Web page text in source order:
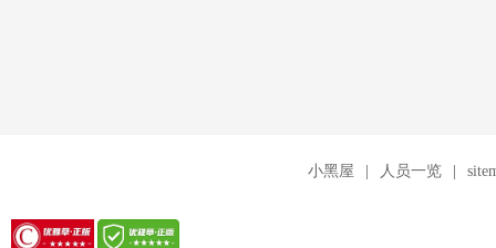
小黑屋 人员一览